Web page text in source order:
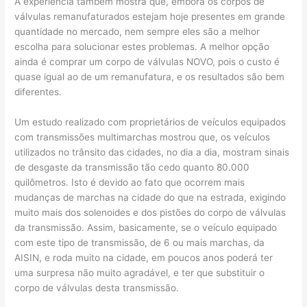
válvulas remanufaturados estejam hoje presentes em grande
quantidade no mercado, nem sempre eles são a melhor
escolha para solucionar estes problemas. A melhor opção
ainda é comprar um corpo de válvulas NOVO, pois o custo é
quase igual ao de um remanufatura, e os resultados são bem
diferentes.
Um estudo realizado com proprietários de veículos equipados
com transmissões multimarchas mostrou que, os veículos
utilizados no trânsito das cidades, no dia a dia, mostram sinais
de desgaste da transmissão tão cedo quanto 80.000
quilômetros. Isto é devido ao fato que ocorrem mais
mudanças de marchas na cidade do que na estrada, exigindo
muito mais dos solenoides e dos pistões do corpo de válvulas
da transmissão. Assim, basicamente, se o veículo equipado
com este tipo de transmissão, de 6 ou mais marchas, da
AISIN, e roda muito na cidade, em poucos anos poderá ter
uma surpresa não muito agradável, e ter que substituir o
corpo de válvulas desta transmissão.